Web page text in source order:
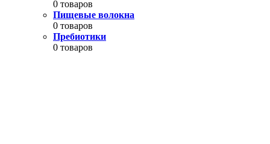
0 товаров
Пищевые волокна
0 товаров
Пребиотики
0 товаров